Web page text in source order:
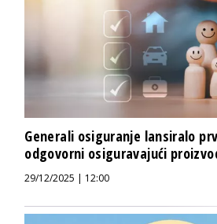
Generali osiguranje lansiralo
odgovorni osiguravajući
29/12/2025 | 12:00